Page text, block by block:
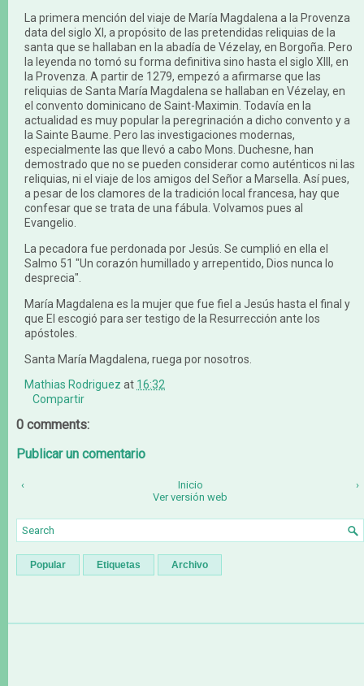
La primera mención del viaje de María Magdalena a la Provenza
data del siglo XI, a propósito de las pretendidas reliquias de la
santa que se hallaban en la abadía de Vézelay, en Borgoña. Pero
la leyenda no tomó su forma definitiva sino hasta el siglo XIII, en
la Provenza. A partir de 1279, empezó a afirmarse que las
reliquias de Santa María Magdalena se hallaban en Vézelay, en
el convento dominicano de Saint-Maximin. Todavía en la
actualidad es muy popular la peregrinación a dicho convento y a
la Sainte Baume. Pero las investigaciones modernas,
especialmente las que llevó a cabo Mons. Duchesne, han
demostrado que no se pueden considerar como auténticos ni las
reliquias, ni el viaje de los amigos del Señor a Marsella. Así pues,
a pesar de los clamores de la tradición local francesa, hay que
confesar que se trata de una fábula. Volvamos pues al
Evangelio.
La pecadora fue perdonada por Jesús. Se cumplió en ella el
Salmo 51 "Un corazón humillado y arrepentido, Dios nunca lo
desprecia".
María Magdalena es la mujer que fue fiel a Jesús hasta el final y
que El escogió para ser testigo de la Resurrección ante los
apóstoles.
Santa María Magdalena, ruega por nosotros.
Mathias Rodriguez at 16:32
Compartir
0 comments:
Publicar un comentario
‹ ›
Inicio
Ver versión web
Popular Etiquetas Archivo